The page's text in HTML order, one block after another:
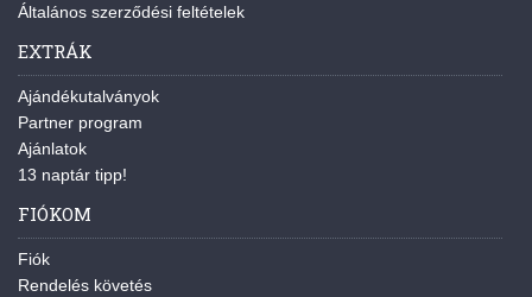
Általános szerződési feltételek
EXTRÁK
Ajándékutalványok
Partner program
Ajánlatok
13 naptár tipp!
FIÓKOM
Fiók
Rendelés követés